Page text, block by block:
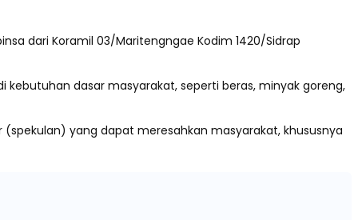
dari Koramil 03/Maritengngae Kodim 1420/Sidrap
dasar masyarakat, seperti beras, minyak goreng,
yang dapat meresahkan masyarakat, khususnya